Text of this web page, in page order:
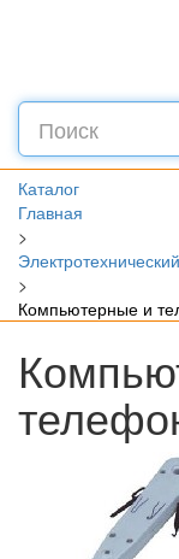
Каталог
Главная
>
Электротехнический
>
Компьютерные и